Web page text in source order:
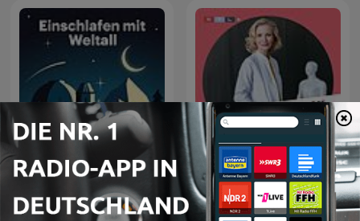
Einschlafen mit Weltall
Dr. Anne Fleck -
Gesundheit und
Ernährung